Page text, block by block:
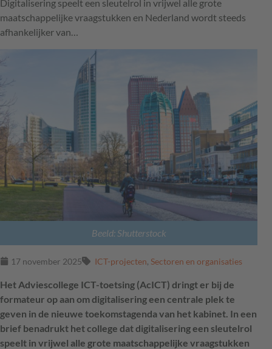
Digitalisering speelt een sleutelrol in vrijwel alle grote
maatschappelijke vraagstukken en Nederland wordt steeds
afhankelijker van…
Beeld: Shutterstock
17 november 2025 ICT-projecten, Sectoren en organisaties
Het Adviescollege ICT-toetsing (AcICT) dringt er bij de
formateur op aan om digitalisering een centrale plek te
geven in de nieuwe toekomstagenda van het kabinet. In een
brief benadrukt het college dat digitalisering een sleutelrol
speelt in vrijwel alle grote maatschappelijke vraagstukken